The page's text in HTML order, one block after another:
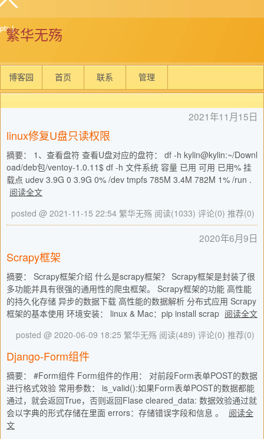
繁华无殇
博客园 首页 联系 管理
2021年11月15日
linux修复U盘只读权限
摘要： 1、查看盘符 查看U盘对应的盘符： df -h kylin@kylin:~/Downl
oad/deb包/ventoy-1.0.11$ df -h 文件系统 容量 已用 可用 已用% 挂
载点 udev 3.9G 0 3.9G 0% /dev tmpfs 785M 3.4M 782M 1% /run .
阅读全文
posted @ 2021-11-15 22:54 繁华无殇 阅读(1033) 评论(0) 推荐(0)
2020年6月9日
Scrapy框架
摘要： Scrapy框架介绍 什么是scrapy框架？ Scrapy框架是封装了很
多功能并具有很强的通用性的爬虫框架。 Scrapy框架的功能 高性能
的持久化存储 异步的数据下载 高性能的数据解析 分布式应用 Scrapy
框架的基本使用 环境安装： linux & Mac：pip install scrap 阅读全文
posted @ 2020-06-09 18:25 繁华无殇 阅读(489) 评论(0) 推荐(0)
Django-Form组件
摘要： #Form组件 Form组件的作用： 对前段Form表单POST的数据
进行格式效验 常用参数： is_valid():如果Form表单POST的数据都能
通过，就会返回True，否则返回Flase cleared_data: 数据效验通过就
会以字典的形式存储在里面 errors：存储错误字段和信息 。
阅读全
文